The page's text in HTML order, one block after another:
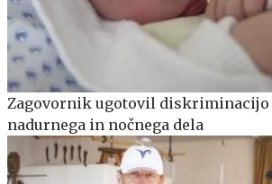
Zagovornik ugotovil diskriminacijo
nadurnega in nočnega dela